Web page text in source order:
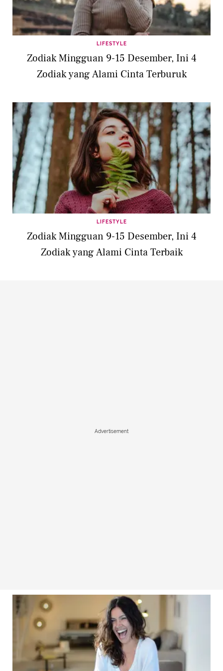
LIFESTYLE
Zodiak Mingguan 9-15 Desember, Ini 4
Zodiak yang Alami Cinta Terburuk
LIFESTYLE
Zodiak Mingguan 9-15 Desember, Ini 4
Zodiak yang Alami Cinta Terbaik
Advertisement